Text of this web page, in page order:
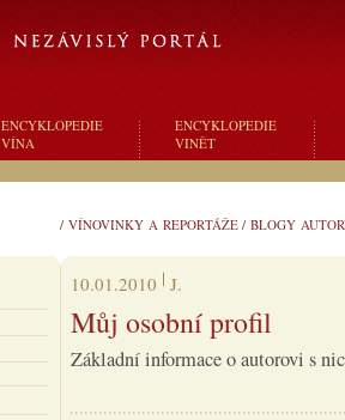
ENCYKLOPEDIE
VÍNA
ENCYKLOPEDIE
VINĚT
/ VÍNOVINKY A REPORTÁŽE / BLOGY
10.01.2010 J.
Můj osobní profil
Základní informace o autorovi s